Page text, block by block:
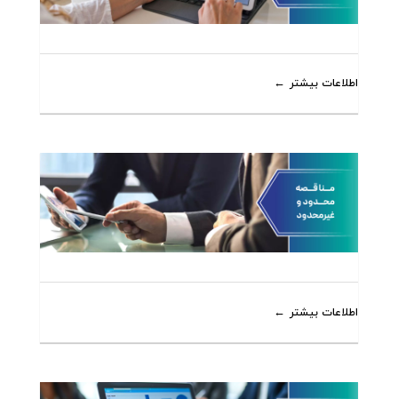
اطلاعات بیشتر
اطلاعات بیشتر